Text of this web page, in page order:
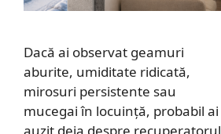
Dacă ai observat geamuri
aburite, umiditate ridicată,
mirosuri persistente sau
mucegai în locuință, probabil ai